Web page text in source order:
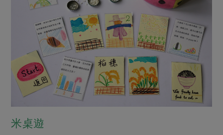
美妝保養 個人清潔
家庭清潔 織品
圖書禮品
防災用品
最新產品
異國料理
年菜食譜
養身食補
節慶大餐
高麗菜海鮮煎餅
2024農業發展計畫年度報告
更多議題活動
傳到心坎裡，誠心又澎派
生活者e週報
綠主張月刊
典藏閱覽室
社務專區
選舉專區
最新消息
媒體報導
下載專區
地區活動
米桌遊